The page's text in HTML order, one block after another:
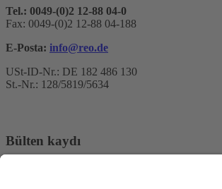
Tel.: 0049-(0)2 12-88 04-0
Fax: 0049-(0)2 12-88 04-188
E-Posta: info@reo.de
USt-ID-Nr.: DE 182 486 130
St.-Nr.: 128/5819/5634
Bülten kaydı